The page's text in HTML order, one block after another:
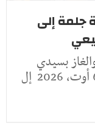
جلمة إلى
بسيدي